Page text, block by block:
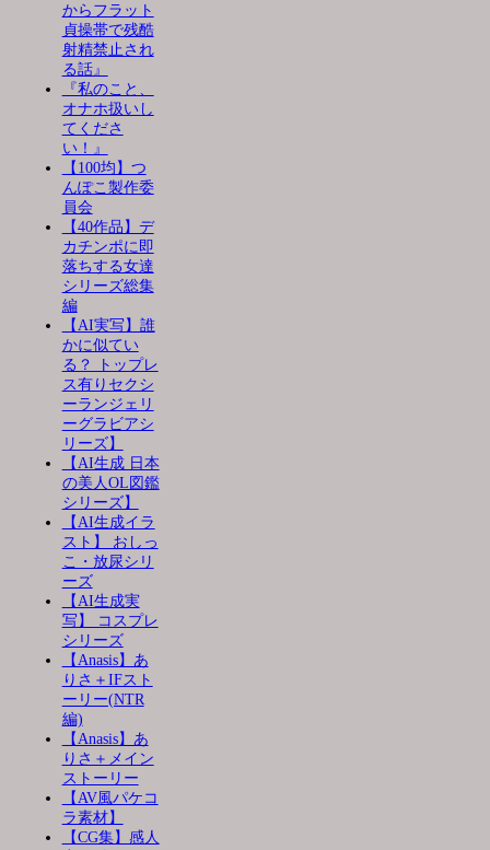
からフラット
貞操帯で残酷
射精禁止され
る話』
『私のこと、
オナホ扱いし
てくださ
い！』
【100均】つ
んぽこ製作委
員会
【40作品】デ
カチンポに即
落ちする女達
シリーズ総集
編
【AI実写】誰
かに似てい
る？ トップレ
ス有りセクシ
ーランジェリ
ーグラビアシ
リーズ】
【AI生成 日本
の美人OL図鑑
シリーズ】
【AI生成イラ
スト】 おしっ
こ・放尿シリ
ーズ
【AI生成実
写】 コスプレ
シリーズ
【Anasis】あ
りさ＋IFスト
ーリー(NTR
編)
【Anasis】あ
りさ＋メイン
ストーリー
【AV風パケコ
ラ素材】
【CG集】感人